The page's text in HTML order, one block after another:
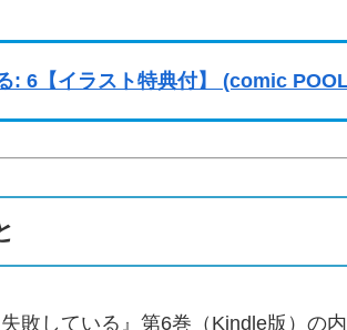
: 6【イラスト特典付】 (comic
敗している』第6巻（Kindle版）の